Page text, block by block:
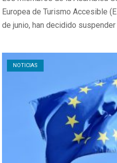
Europea de Turismo Accesible
de junio, han decidido suspender
NOTICIAS
Open post